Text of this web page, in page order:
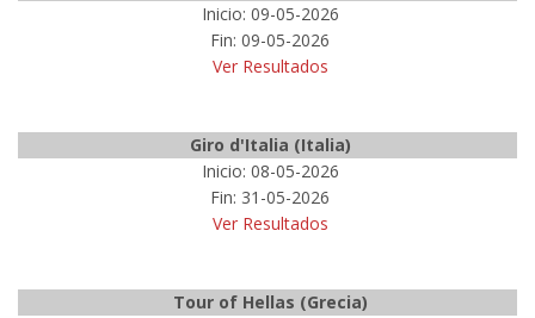
Inicio: 09-05-2026
Fin: 09-05-2026
Ver Resultados
Giro d'Italia (Italia)
Inicio: 08-05-2026
Fin: 31-05-2026
Ver Resultados
Tour of Hellas (Grecia)